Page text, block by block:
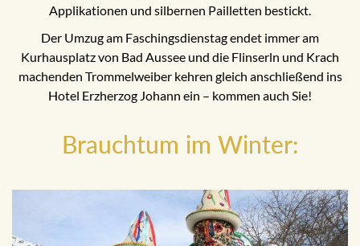
Applikationen und silbernen Pailletten bestickt.
Der Umzug am Faschingsdienstag endet immer am
Kurhausplatz von Bad Aussee und die Flinserln und Krach
machenden Trommelweiber kehren gleich anschließend ins
Hotel Erzherzog Johann ein – kommen auch Sie!
Brauchtum im Winter: